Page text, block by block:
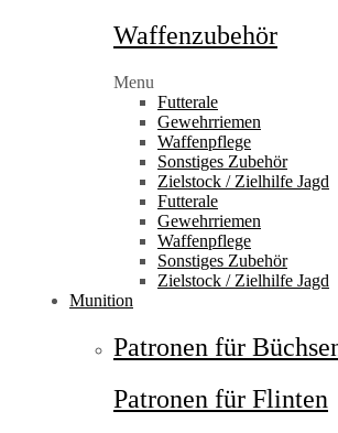
Waffenzubehör
Menu
Futterale
Gewehrriemen
Waffenpflege
Sonstiges Zubehör
Zielstock / Zielhilfe Jagd
Futterale
Gewehrriemen
Waffenpflege
Sonstiges Zubehör
Zielstock / Zielhilfe Jagd
Munition
Patronen für
Patronen für Flinten